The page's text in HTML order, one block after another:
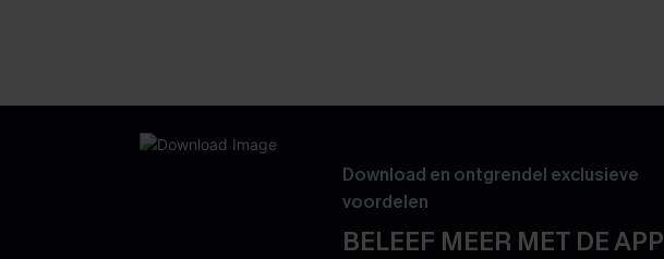
Download en ontgrendel exclusieve
voordelen
BELEEF MEER MET DE APP